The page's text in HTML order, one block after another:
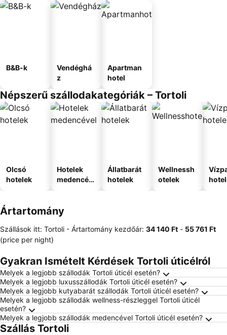
B&B-k
Vendéghá
z
Apartman
hotel
Népszerű szállodakategóriák – Tortoli
Olcsó
hotelek
Hotelek
medencév
Állatbarát
hotelek
Wellnessh
otelek
Ártartomány
Szállások itt: Tortoli - Ártartomány kezdőár: ‎34 140 Ft - ‎55 761 Ft
(price per night)
Gyakran Ismételt Kérdések Tortoli úticélról
Melyek a legjobb szállodák Tortoli úticél esetén?
Melyek a legjobb luxusszállodák Tortoli úticél esetén?
Melyek a legjobb kutyabarát szállodák Tortoli úticél esetén?
Melyek a legjobb szállodák wellness-részleggel Tortoli úticél
esetén?
Melyek a legjobb szállodák medencével Tortoli úticél esetén?
Szállás Tortoli